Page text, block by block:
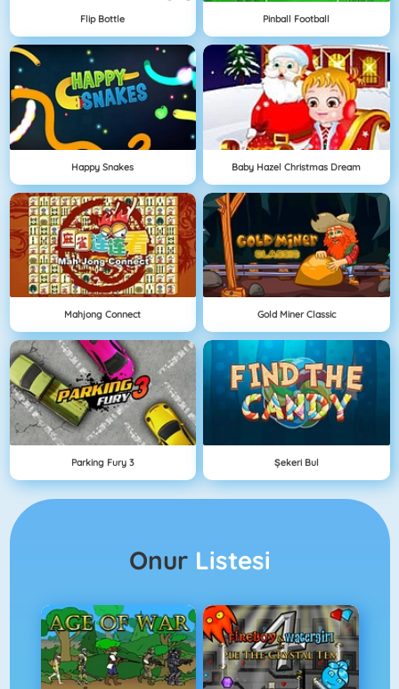
Flip Bottle Pinball Football
Happy Snakes Baby Hazel Christmas Dream
Mahjong Connect Gold Miner Classic
Parking Fury 3 Şekeri Bul
Onur Listesi